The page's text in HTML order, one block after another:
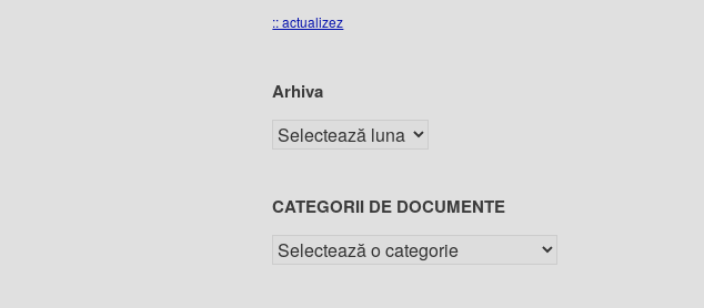
:: actualizez
Arhiva
CATEGORII DE DOCUMENTE